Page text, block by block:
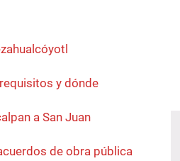
y dónde
a San Juan
de obra pública